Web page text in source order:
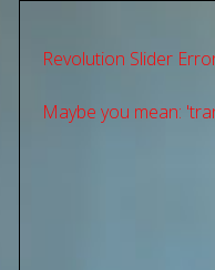
Revolution Slider
Maybe you mean: